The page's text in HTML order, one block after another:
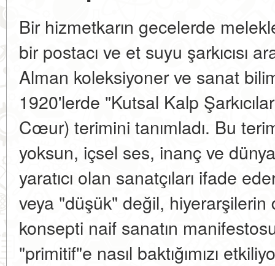
Bir hizmetkarın gecelerde
bir postacı ve et suyu şarkıcısı
Alman koleksiyoner ve sanat
1920'lerde "Kutsal Kalp
Cœur) terimini tanımladı. Bu
yoksun, içsel ses, inanç ve
yaratıcı olan sanatçıları ifade
veya "düşük" değil, hiyerarşilerin
konsepti naif sanatın
"primitif"e nasıl baktığımızı